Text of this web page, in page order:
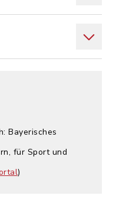
Bayerisches
für Sport und
)